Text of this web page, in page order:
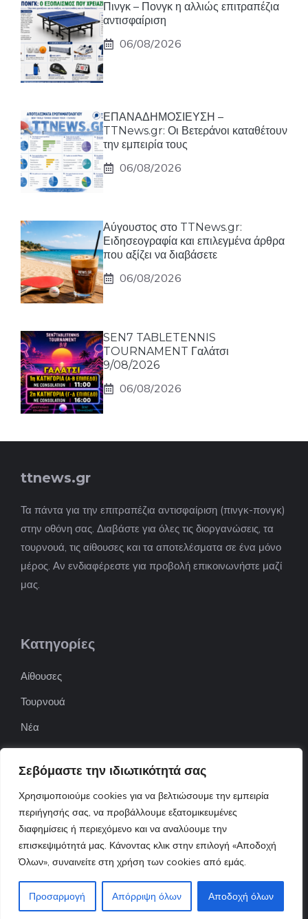
Σεβόμαστε την ιδιωτικότητά σας
Χρησιμοποιούμε cookies για να βελτιώσουμε την εμπειρία
περιήγησής σας, να προβάλλουμε εξατομικευμένες
διαφημίσεις ή περιεχόμενο και να αναλύουμε την
επισκεψιμότητά μας. Κάνοντας κλικ στην επιλογή «Αποδοχή
Όλων», συναινείτε στη χρήση των cookies από εμάς.
Προσαρμογή Απόρριψη όλων Αποδοχή όλων
Πινγκ – Πονγκ η αλλιώς επιτραπέζια
αντισφαίριση
06/08/2026
ΕΠΑΝΑΔΗΜΟΣΙΕΥΣΗ –
TTNews.gr: Οι Βετεράνοι καταθέτουν
την εμπειρία τους
06/08/2026
Αύγουστος στο TTNews.gr:
Ειδησεογραφία και επιλεγμένα άρθρα
που αξίζει να διαβάσετε
06/08/2026
SEN7 TABLETENNIS
TOURNAMENT Γαλάτσι
9/08/2026
06/08/2026
ttnews.gr
Τα πάντα για την επιτραπέζια αντισφαίριση (πινγκ-πονγκ)
στην οθόνη σας. Διαβάστε για όλες τις διοργανώσεις, τα
τουρνουά, τις αίθουσες και τα αποτελέσματα σε ένα μόνο
μέρος. Αν ενδιαφέρεστε για προβολή επικοινωνήστε μαζί
μας.
Κατηγορίες
Αίθουσες
Τουρνουά
Νέα
ΠΟΦΕΠΑ
ΕΦΟΕΠΑ
Επικοινωνία